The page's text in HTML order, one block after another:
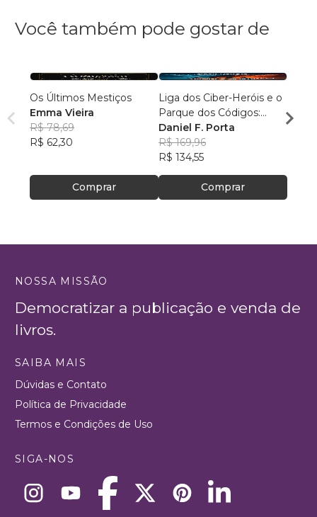
Você também pode gostar de
Os Últimos Mestiços
Emma Vieira
R$ 78,69
R$ 62,30
Comprar
Liga dos Ciber-Heróis e o
Parque dos Códigos:
Rumo ao Desconhecido
Daniel F. Porta
R$ 169,96
R$ 134,55
Comprar
R$
NOSSA MISSÃO
Democratizar a publicação e venda de
livros.
SAIBA MAIS
Dúvidas e Contato
Política de Privacidade
Termos e Condições de Uso
SIGA-NOS